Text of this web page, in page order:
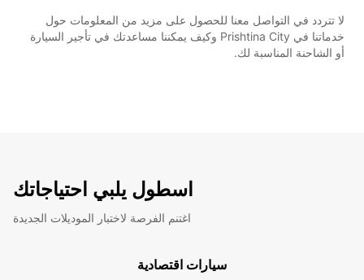
لا تتردد في التواصل معنا للحصول على مزيد من المعلومات حول
خدماتنا في Prishtina City وكيف يمكننا مساعدتك في تأجير السيارة
أو الشاحنة المناسبة لك.
اسطول يلبي احتياجاتك
اغتنم الفرصة لاختبار الموديلات الجديدة
سيارات اقتصادية